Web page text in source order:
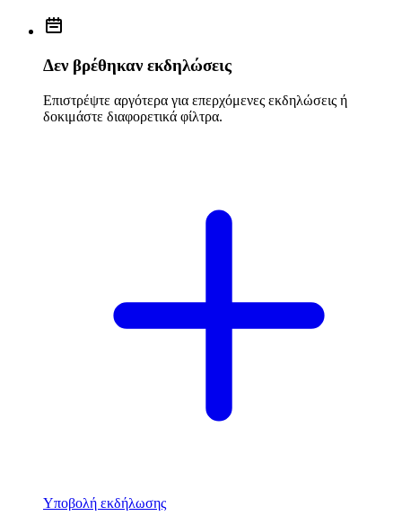
Δεν βρέθηκαν εκδηλώσεις
Επιστρέψτε αργότερα για επερχόμενες εκδηλώσεις ή
δοκιμάστε διαφορετικά φίλτρα.
Υποβολή εκδήλωσης